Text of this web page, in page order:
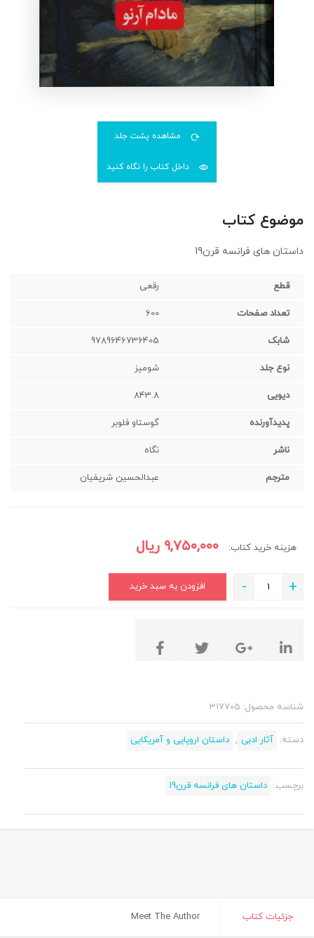
مشاهده پشت جلد
داخل کتاب را نگاه کنید
موضوع کتاب
داستان های فرانسه قرن19
قطع رقعی‌
تعداد صفحات 600
شابک 9789646736405
نوع جلد شومیز
دیویی 843.8
پدیدآورنده گوستاو فلوبر
ناشر نگاه
مترجم عبدالحسین شریفیان
هزینه خرید کتاب: ۹,۷۵۰,۰۰۰ ریال
+
- افزودن به سبد خرید
شناسه محصول: 317705
دسته: آثار ادبی , داستان اروپایی و آمریکایی
برچسب: داستان های فرانسه قرن19
جزئیات کتاب Meet The Author